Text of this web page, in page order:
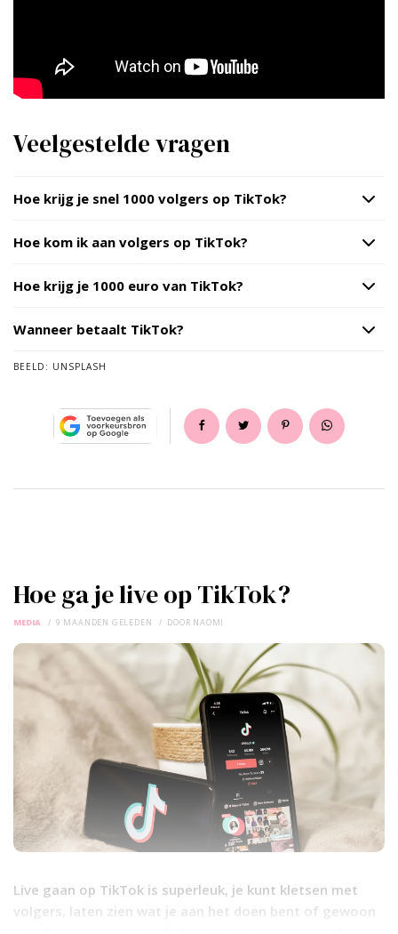
Veelgestelde vragen
Hoe krijg je snel 1000 volgers op TikTok?
Hoe kom ik aan volgers op TikTok?
Hoe krijg je 1000 euro van TikTok?
Wanneer betaalt TikTok?
BEELD: UNSPLASH
Hoe ga je live op TikTok?
MEDIA 9 MAANDEN GELEDEN DOOR NAOMI
Live gaan op TikTok is superleuk, je kunt kletsen met
volgers, laten zien wat je aan het doen bent of gewoon